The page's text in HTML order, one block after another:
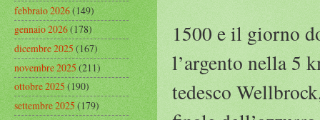
1500 e il giorno
l’argento nella 5
tedesco
febbraio 2026(149)
gennaio 2026(178)
dicembre 2025(167)
novembre 2025(211)
ottobre 2025(190)
settembre 2025(179)